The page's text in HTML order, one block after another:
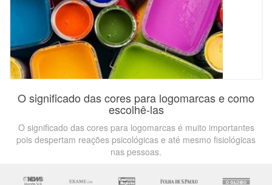
O significado das cores para logomarcas e como
escolhê-las
O significado das cores para logomarcas é muito importantes
pois despertam reações psicológicas e até mesmo fisiológicas
nas pessoas.